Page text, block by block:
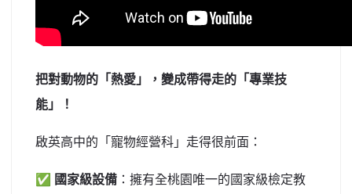
把對動物的「熱愛」，變成帶得走的「專業技
能」！
啟英高中的「寵物經營科」走得很前面：
✅ 國家級設備 ：擁有全桃園唯一的國家級檢定教